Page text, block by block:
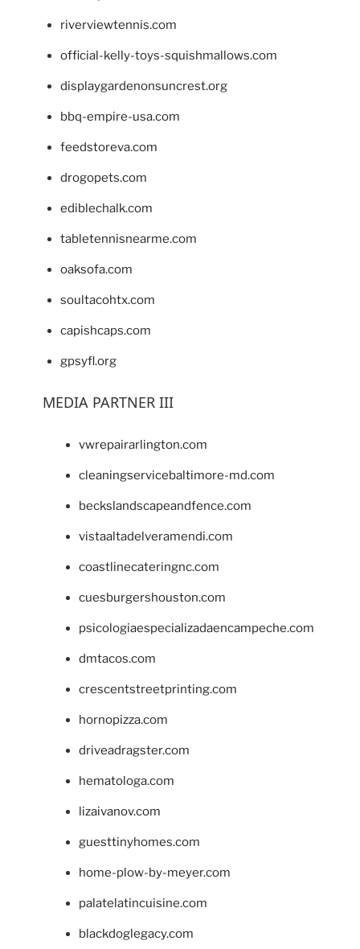
riverviewtennis.com
official-kelly-toys-squishmallows.com
displaygardenonsuncrest.org
bbq-empire-usa.com
feedstoreva.com
drogopets.com
ediblechalk.com
tabletennisnearme.com
oaksofa.com
soultacohtx.com
capishcaps.com
gpsyfl.org
MEDIA PARTNER III
vwrepairarlington.com
cleaningservicebaltimore-md.com
beckslandscapeandfence.com
vistaaltadelveramendi.com
coastlinecateringnc.com
cuesburgershouston.com
psicologiaespecializadaencampeche.com
dmtacos.com
crescentstreetprinting.com
hornopizza.com
driveadragster.com
hematologa.com
lizaivanov.com
guesttinyhomes.com
home-plow-by-meyer.com
palatelatincuisine.com
blackdoglegacy.com